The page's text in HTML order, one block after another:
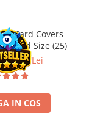
Card Covers
Size (25)
22,13 Lei
IN COS